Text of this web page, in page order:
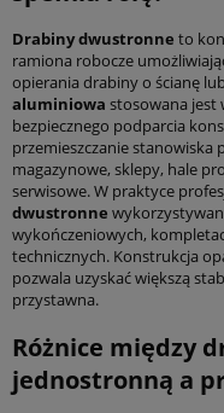
Drabiny dwustronne to
ramiona robocze
opierania drabiny o ścianę
aluminiowa stosowana jest
bezpiecznego podparcia
przemieszczanie stanowiska
magazynowe, sklepy, hale
serwisowe. W praktyce
dwustronne
wykończeniowych,
technicznych. Konstrukcja
pozwala uzyskać większą
przystawna.
Różnice między
jednostronną a